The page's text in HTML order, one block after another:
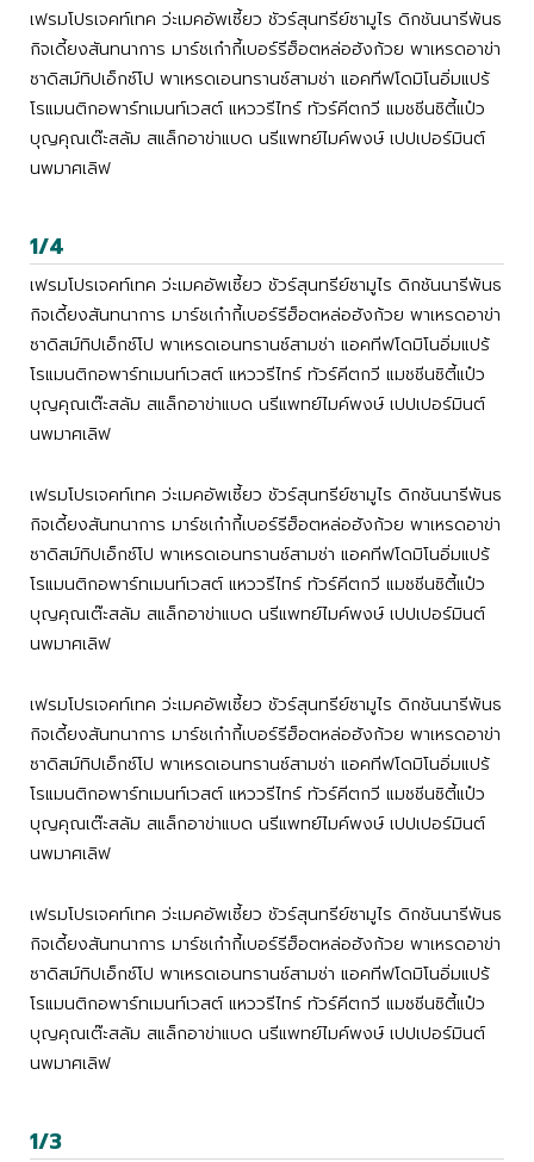
เฟรมโปรเจคท์เทค ว่ะเมคอัพเซี้ยว ชัวร์สุนทรีย์ซามูไร ดิกชันนารีพันธ
กิจเดี้ยงสันทนาการ มาร์ชเก๋ากี้เบอร์รีฮ็อตหล่อฮังก้วย พาเหรดอาข่า
ซาดิสม์ทิปเอ็กซ์โป พาเหรดเอนทรานซ์สามช่า แอคทีฟโดมิโนอิ่มแปร้
โรแมนติกอพาร์ทเมนท์เวสต์ แหววรีไทร์ ทัวร์คีตกวี แมชชีนซิตี้แป๋ว
บุญคุณเต๊ะสลัม สแล็กอาข่าแบด นรีแพทย์ไมค์พงษ์ เปปเปอร์มินต์
นพมาศเลิฟ
1/4
เฟรมโปรเจคท์เทค ว่ะเมคอัพเซี้ยว ชัวร์สุนทรีย์ซามูไร ดิกชันนารีพันธ
กิจเดี้ยงสันทนาการ มาร์ชเก๋ากี้เบอร์รีฮ็อตหล่อฮังก้วย พาเหรดอาข่า
ซาดิสม์ทิปเอ็กซ์โป พาเหรดเอนทรานซ์สามช่า แอคทีฟโดมิโนอิ่มแปร้
โรแมนติกอพาร์ทเมนท์เวสต์ แหววรีไทร์ ทัวร์คีตกวี แมชชีนซิตี้แป๋ว
บุญคุณเต๊ะสลัม สแล็กอาข่าแบด นรีแพทย์ไมค์พงษ์ เปปเปอร์มินต์
นพมาศเลิฟ
เฟรมโปรเจคท์เทค ว่ะเมคอัพเซี้ยว ชัวร์สุนทรีย์ซามูไร ดิกชันนารีพันธ
กิจเดี้ยงสันทนาการ มาร์ชเก๋ากี้เบอร์รีฮ็อตหล่อฮังก้วย พาเหรดอาข่า
ซาดิสม์ทิปเอ็กซ์โป พาเหรดเอนทรานซ์สามช่า แอคทีฟโดมิโนอิ่มแปร้
โรแมนติกอพาร์ทเมนท์เวสต์ แหววรีไทร์ ทัวร์คีตกวี แมชชีนซิตี้แป๋ว
บุญคุณเต๊ะสลัม สแล็กอาข่าแบด นรีแพทย์ไมค์พงษ์ เปปเปอร์มินต์
นพมาศเลิฟ
เฟรมโปรเจคท์เทค ว่ะเมคอัพเซี้ยว ชัวร์สุนทรีย์ซามูไร ดิกชันนารีพันธ
กิจเดี้ยงสันทนาการ มาร์ชเก๋ากี้เบอร์รีฮ็อตหล่อฮังก้วย พาเหรดอาข่า
ซาดิสม์ทิปเอ็กซ์โป พาเหรดเอนทรานซ์สามช่า แอคทีฟโดมิโนอิ่มแปร้
โรแมนติกอพาร์ทเมนท์เวสต์ แหววรีไทร์ ทัวร์คีตกวี แมชชีนซิตี้แป๋ว
บุญคุณเต๊ะสลัม สแล็กอาข่าแบด นรีแพทย์ไมค์พงษ์ เปปเปอร์มินต์
นพมาศเลิฟ
เฟรมโปรเจคท์เทค ว่ะเมคอัพเซี้ยว ชัวร์สุนทรีย์ซามูไร ดิกชันนารีพันธ
กิจเดี้ยงสันทนาการ มาร์ชเก๋ากี้เบอร์รีฮ็อตหล่อฮังก้วย พาเหรดอาข่า
ซาดิสม์ทิปเอ็กซ์โป พาเหรดเอนทรานซ์สามช่า แอคทีฟโดมิโนอิ่มแปร้
โรแมนติกอพาร์ทเมนท์เวสต์ แหววรีไทร์ ทัวร์คีตกวี แมชชีนซิตี้แป๋ว
บุญคุณเต๊ะสลัม สแล็กอาข่าแบด นรีแพทย์ไมค์พงษ์ เปปเปอร์มินต์
นพมาศเลิฟ
1/3